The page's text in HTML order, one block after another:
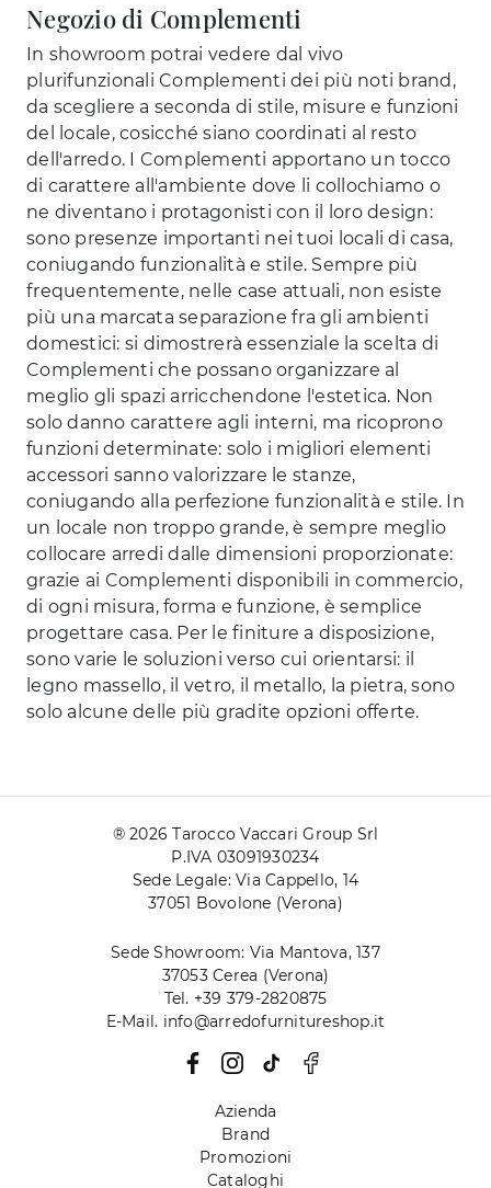
Negozio di Complementi
In showroom potrai vedere dal vivo
plurifunzionali Complementi dei più noti brand,
da scegliere a seconda di stile, misure e funzioni
del locale, cosicché siano coordinati al resto
dell'arredo. I Complementi apportano un tocco
di carattere all'ambiente dove li collochiamo o
ne diventano i protagonisti con il loro design:
sono presenze importanti nei tuoi locali di casa,
coniugando funzionalità e stile. Sempre più
frequentemente, nelle case attuali, non esiste
più una marcata separazione fra gli ambienti
domestici: si dimostrerà essenziale la scelta di
Complementi che possano organizzare al
meglio gli spazi arricchendone l'estetica. Non
solo danno carattere agli interni, ma ricoprono
funzioni determinate: solo i migliori elementi
accessori sanno valorizzare le stanze,
coniugando alla perfezione funzionalità e stile. In
un locale non troppo grande, è sempre meglio
collocare arredi dalle dimensioni proporzionate:
grazie ai Complementi disponibili in commercio,
di ogni misura, forma e funzione, è semplice
progettare casa. Per le finiture a disposizione,
sono varie le soluzioni verso cui orientarsi: il
legno massello, il vetro, il metallo, la pietra, sono
solo alcune delle più gradite opzioni offerte.
® 2026 Tarocco Vaccari Group Srl
P.IVA 03091930234
Sede Legale: Via Cappello, 14
37051 Bovolone (Verona)
Sede Showroom: Via Mantova, 137
37053 Cerea (Verona)
Tel. +39 379-2820875
E-Mail. info@arredofurnitureshop.it
Azienda
Brand
Promozioni
Cataloghi